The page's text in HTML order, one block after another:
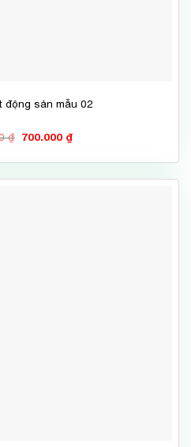
động sản mẫu 02
₫ Giá
1.000.000 ₫.
700.000 ₫Giá
hiện
là:
700.000 ₫.